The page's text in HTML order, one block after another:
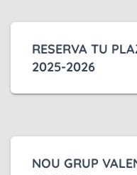
RESERVA TU
2025-2026
NOU GRUP